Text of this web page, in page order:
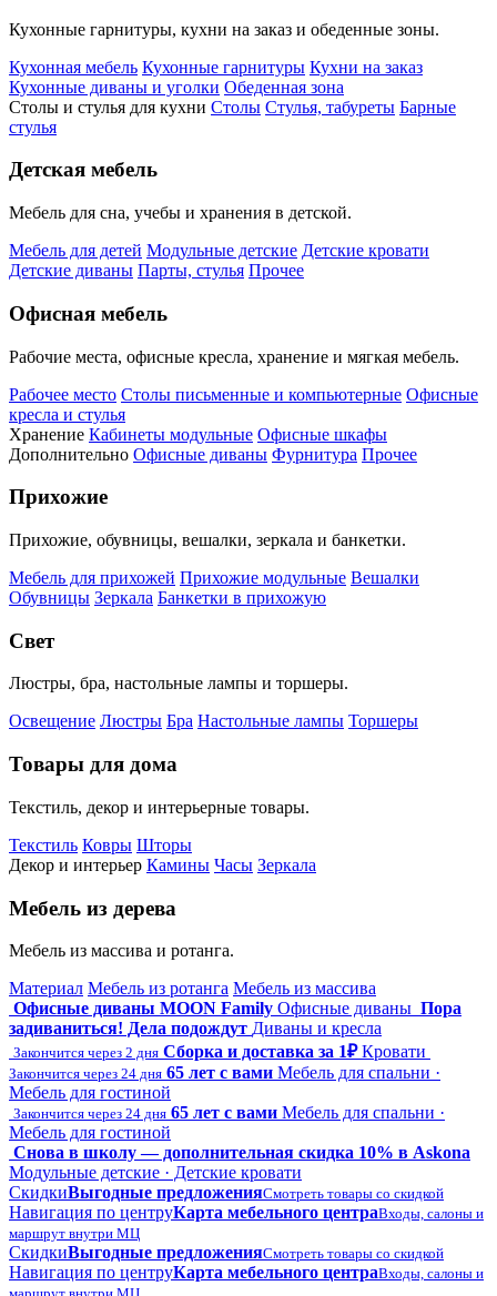
Кухонные гарнитуры, кухни на заказ и обеденные зоны.
Кухонная мебель Кухонные гарнитуры Кухни на заказ
Кухонные диваны и уголки Обеденная зона
Столы и стулья для кухни Столы Стулья, табуреты Барные
стулья
Детская мебель
Мебель для сна, учебы и хранения в детской.
Мебель для детей Модульные детские Детские кровати
Детские диваны Парты, стулья Прочее
Офисная мебель
Рабочие места, офисные кресла, хранение и мягкая мебель.
Рабочее место Столы письменные и компьютерные Офисные
кресла и стулья
Хранение Кабинеты модульные Офисные шкафы
Дополнительно Офисные диваны Фурнитура Прочее
Прихожие
Прихожие, обувницы, вешалки, зеркала и банкетки.
Мебель для прихожей Прихожие модульные Вешалки
Обувницы Зеркала Банкетки в прихожую
Свет
Люстры, бра, настольные лампы и торшеры.
Освещение Люстры Бра Настольные лампы Торшеры
Товары для дома
Текстиль, декор и интерьерные товары.
Текстиль Ковры Шторы
Декор и интерьер Камины Часы Зеркала
Мебель из дерева
Мебель из массива и ротанга.
Материал Мебель из ротанга Мебель из массива
Офисные диваны MOON Family Офисные диваны Пора
задиваниться! Дела подождут Диваны и кресла
Закончится через 2 дня Сборка и доставка за 1₽ Кровати
Закончится через 24 дня 65 лет с вами Мебель для спальни ·
Мебель для гостиной
Закончится через 24 дня 65 лет с вами Мебель для спальни ·
Мебель для гостиной
Снова в школу — дополнительная скидка 10% в Askona
Модульные детские · Детские кровати
СкидкиВыгодные предложенияСмотреть товары со скидкой
Навигация по центруКарта мебельного центраВходы, салоны и
маршрут внутри МЦ
СкидкиВыгодные предложенияСмотреть товары со скидкой
Навигация по центруКарта мебельного центраВходы, салоны и